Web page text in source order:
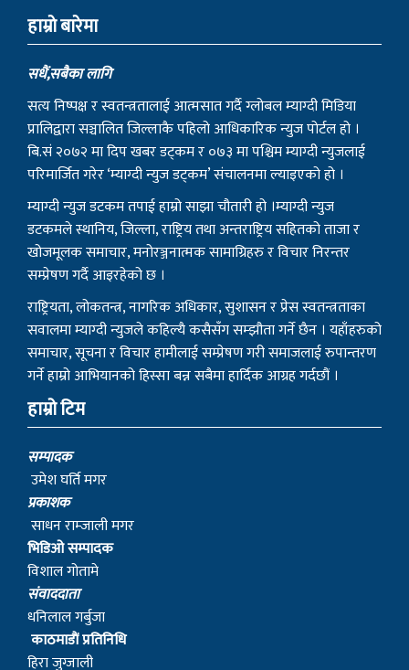
हाम्राे बारेमा
सधैं,सबैका लागि
सत्य निष्पक्ष र स्वतन्त्रतालाई आत्मसात गर्दै ग्लोबल म्याग्दी मिडिया
प्रालिद्वारा सञ्चालित जिल्लाकै पहिलो आधिकारिक न्युज पोर्टल हो ।
बि.सं २०७२ मा दिप खबर डट्कम र ०७३ मा पश्चिम म्याग्दी न्युजलाई
परिमार्जित गरेर ‘म्याग्दी न्युज डट्कम’ संचालनमा ल्याइएको हो ।
म्याग्दी न्युज डटकम तपाई हाम्रो साझा चौतारी हो ।म्याग्दी न्युज
डटकमले स्थानिय, जिल्ला, राष्ट्रिय तथा अन्तराष्ट्रिय सहितको ताजा र
खोजमूलक समाचार, मनोरञ्जनात्मक सामाग्रिहरु र विचार निरन्तर
सम्प्रेषण गर्दै आइरहेको छ ।
राष्ट्रियता, लोकतन्त्र, नागरिक अधिकार, सुशासन र प्रेस स्वतन्त्रताका
सवालमा म्याग्दी न्युजले कहिल्यै कसैसँग सम्झौता गर्ने छैन । यहाँहरुको
समाचार, सूचना र विचार हामीलाई सम्प्रेषण गरी समाजलाई रुपान्तरण
गर्ने हाम्रो आभियानको हिस्सा बन्न सबैमा हार्दिक आग्रह गर्दछौं ।
हाम्रो टिम
सम्पादक
उमेश घर्ति मगर
प्रकाशक
साधन राम्जाली मगर
भिडिओ सम्पादक
विशाल गोतामे
स‌ंवाददाता
धनिलाल गर्बुजा
काठमाडाैं प्रतिनिधि
हिरा जुग्जाली